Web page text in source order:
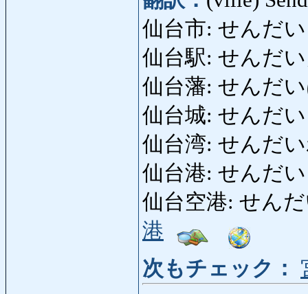
仙台市: せんだ
仙台駅: せんだい
仙台藩: せんだ
仙台城: せんだい
仙台湾: せんだい
仙台港: せんだ
仙台空港: せんだ
港
次もチェック：